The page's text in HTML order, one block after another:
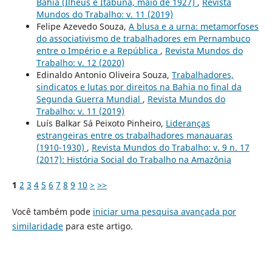
Mundos do Trabalho: v. 11 (2019)
Felipe Azevedo Souza, A blusa e a urna: metamorfoses
do associativismo de trabalhadores em Pernambuco
entre o Império e a República , Revista Mundos do
Trabalho: v. 12 (2020)
Edinaldo Antonio Oliveira Souza, Trabalhadores,
sindicatos e lutas por direitos na Bahia no final da
Segunda Guerra Mundial , Revista Mundos do
Trabalho: v. 11 (2019)
Luís Balkar Sá Peixoto Pinheiro, Lideranças
estrangeiras entre os trabalhadores manauaras
(1910-1930) , Revista Mundos do Trabalho: v. 9 n. 17
(2017): História Social do Trabalho na Amazônia
1 2 3 4 5 6 7 8 9 10 > >>
Você também pode iniciar uma pesquisa avançada por
similaridadepara este artigo.